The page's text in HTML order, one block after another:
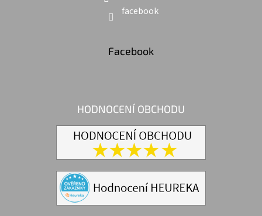
facebook
Facebook
HODNOCENÍ OBCHODU